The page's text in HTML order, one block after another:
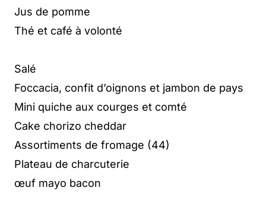
Jus de pomme
Thé et café à volonté
Salé
Foccacia, confit d’oignons et jambon de pays
Mini quiche aux courges et comté
Cake chorizo cheddar
Assortiments de fromage (44)
Plateau de charcuterie
œuf mayo bacon